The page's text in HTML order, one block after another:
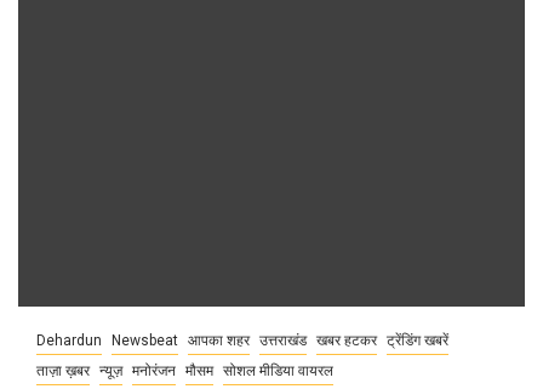
Dehardun Newsbeat आपका शहर उत्तराखंड खबर हटकर ट्रेंडिंग खबरें
ताज़ा ख़बर न्यूज़ मनोरंजन मौसम सोशल मीडिया वायरल